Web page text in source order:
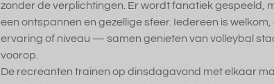
zonder de verplichtingen. Er wordt fanatiek gespeeld,
een ontspannen en gezellige sfeer. Iedereen is
ervaring of niveau — samen genieten van volleybal
voorop.
De recreanten trainen op dinsdagavond met elkaar